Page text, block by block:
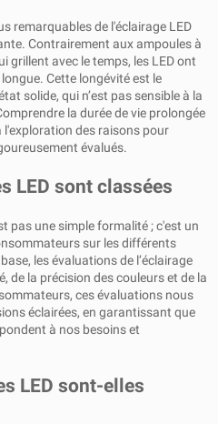
remarquables de l'éclairage LED
Contrairement aux ampoules à
grillent avec le temps, les LED ont
Cette longévité est le
solide, qui n’est pas sensible à la
la durée de vie prolongée
l'exploration des raisons pour
évalués.
LED sont classées
pas une simple formalité ; c'est un
sur les différents
les évaluations de l’éclairage
de la précision des couleurs et de la
ces évaluations nous
éclairées, en garantissant que
à nos besoins et
LED sont-elles